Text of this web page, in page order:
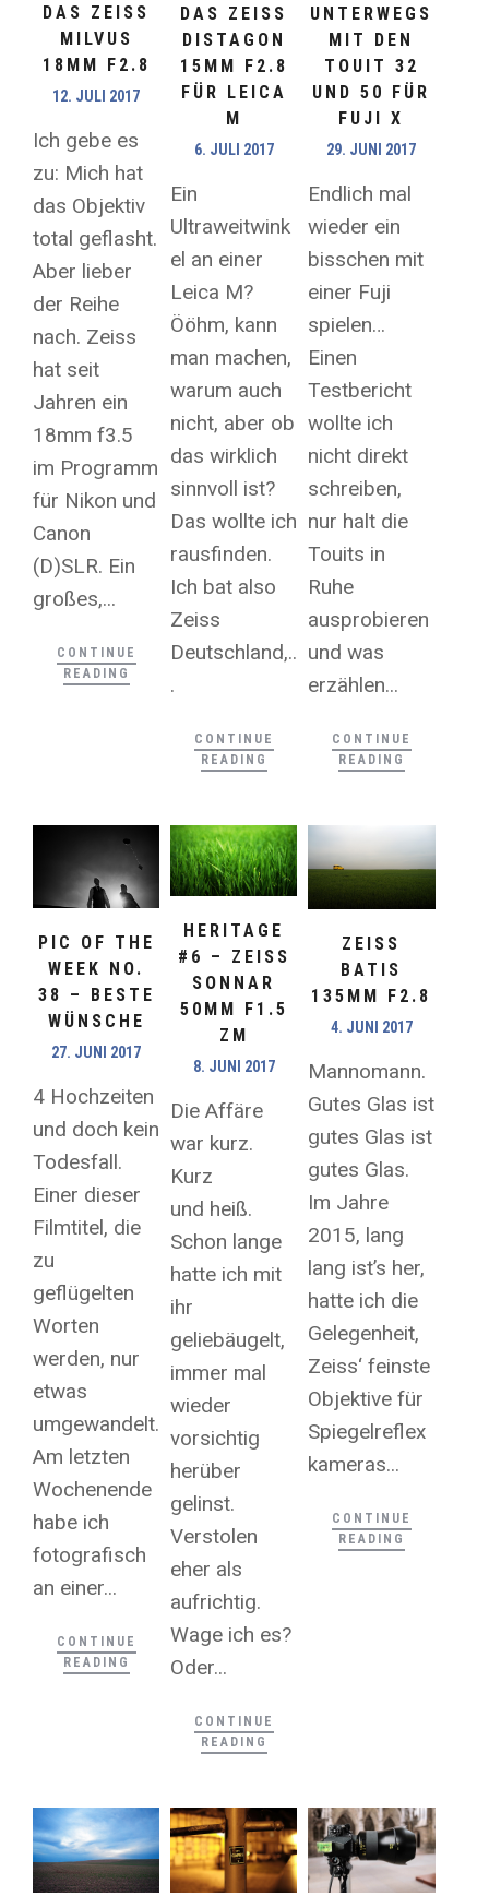
DAS ZEISS
MILVUS
18MM F2.8
12. JULI 2017
Ich gebe es
zu: Mich hat
das Objektiv
total geflasht.
Aber lieber
der Reihe
nach. Zeiss
hat seit
Jahren ein
18mm f3.5
im Programm
für Nikon und
Canon
(D)SLR. Ein
großes,...
CONTINUE
READING
DAS ZEISS
DISTAGON
15MM F2.8
FÜR LEICA
M
6. JULI 2017
Ein
Ultraweitwink
el an einer
Leica M?
Ööhm, kann
man machen,
warum auch
nicht, aber ob
das wirklich
sinnvoll ist?
Das wollte ich
rausfinden.
Ich bat also
Zeiss
Deutschland,..
.
CONTINUE
READING
UNTERWEGS
MIT DEN
TOUIT 32
UND 50 FÜR
FUJI X
29. JUNI 2017
Endlich mal
wieder ein
bisschen mit
einer Fuji
spielen…
Einen
Testbericht
wollte ich
nicht direkt
schreiben,
nur halt die
Touits in
Ruhe
ausprobieren
und was
erzählen...
CONTINUE
READING
PIC OF THE
WEEK NO.
38 – BESTE
WÜNSCHE
27. JUNI 2017
4 Hochzeiten
und doch kein
Todesfall.
Einer dieser
Filmtitel, die
zu
geflügelten
Worten
werden, nur
etwas
umgewandelt.
Am letzten
Wochenende
habe ich
fotografisch
an einer...
CONTINUE
READING
HERITAGE
#6 – ZEISS
SONNAR
50MM F1.5
ZM
8. JUNI 2017
Die Affäre
war kurz.
Kurz
und heiß.
Schon lange
hatte ich mit
ihr
geliebäugelt,
immer mal
wieder
vorsichtig
herüber
gelinst.
Verstolen
eher als
aufrichtig.
Wage ich es?
Oder...
CONTINUE
READING
ZEISS
BATIS
135MM F2.8
4. JUNI 2017
Mannomann.
Gutes Glas ist
gutes Glas ist
gutes Glas.
Im Jahre
2015, lang
lang ist’s her,
hatte ich die
Gelegenheit,
Zeiss‘ feinste
Objektive für
Spiegelreflex
kameras...
CONTINUE
READING